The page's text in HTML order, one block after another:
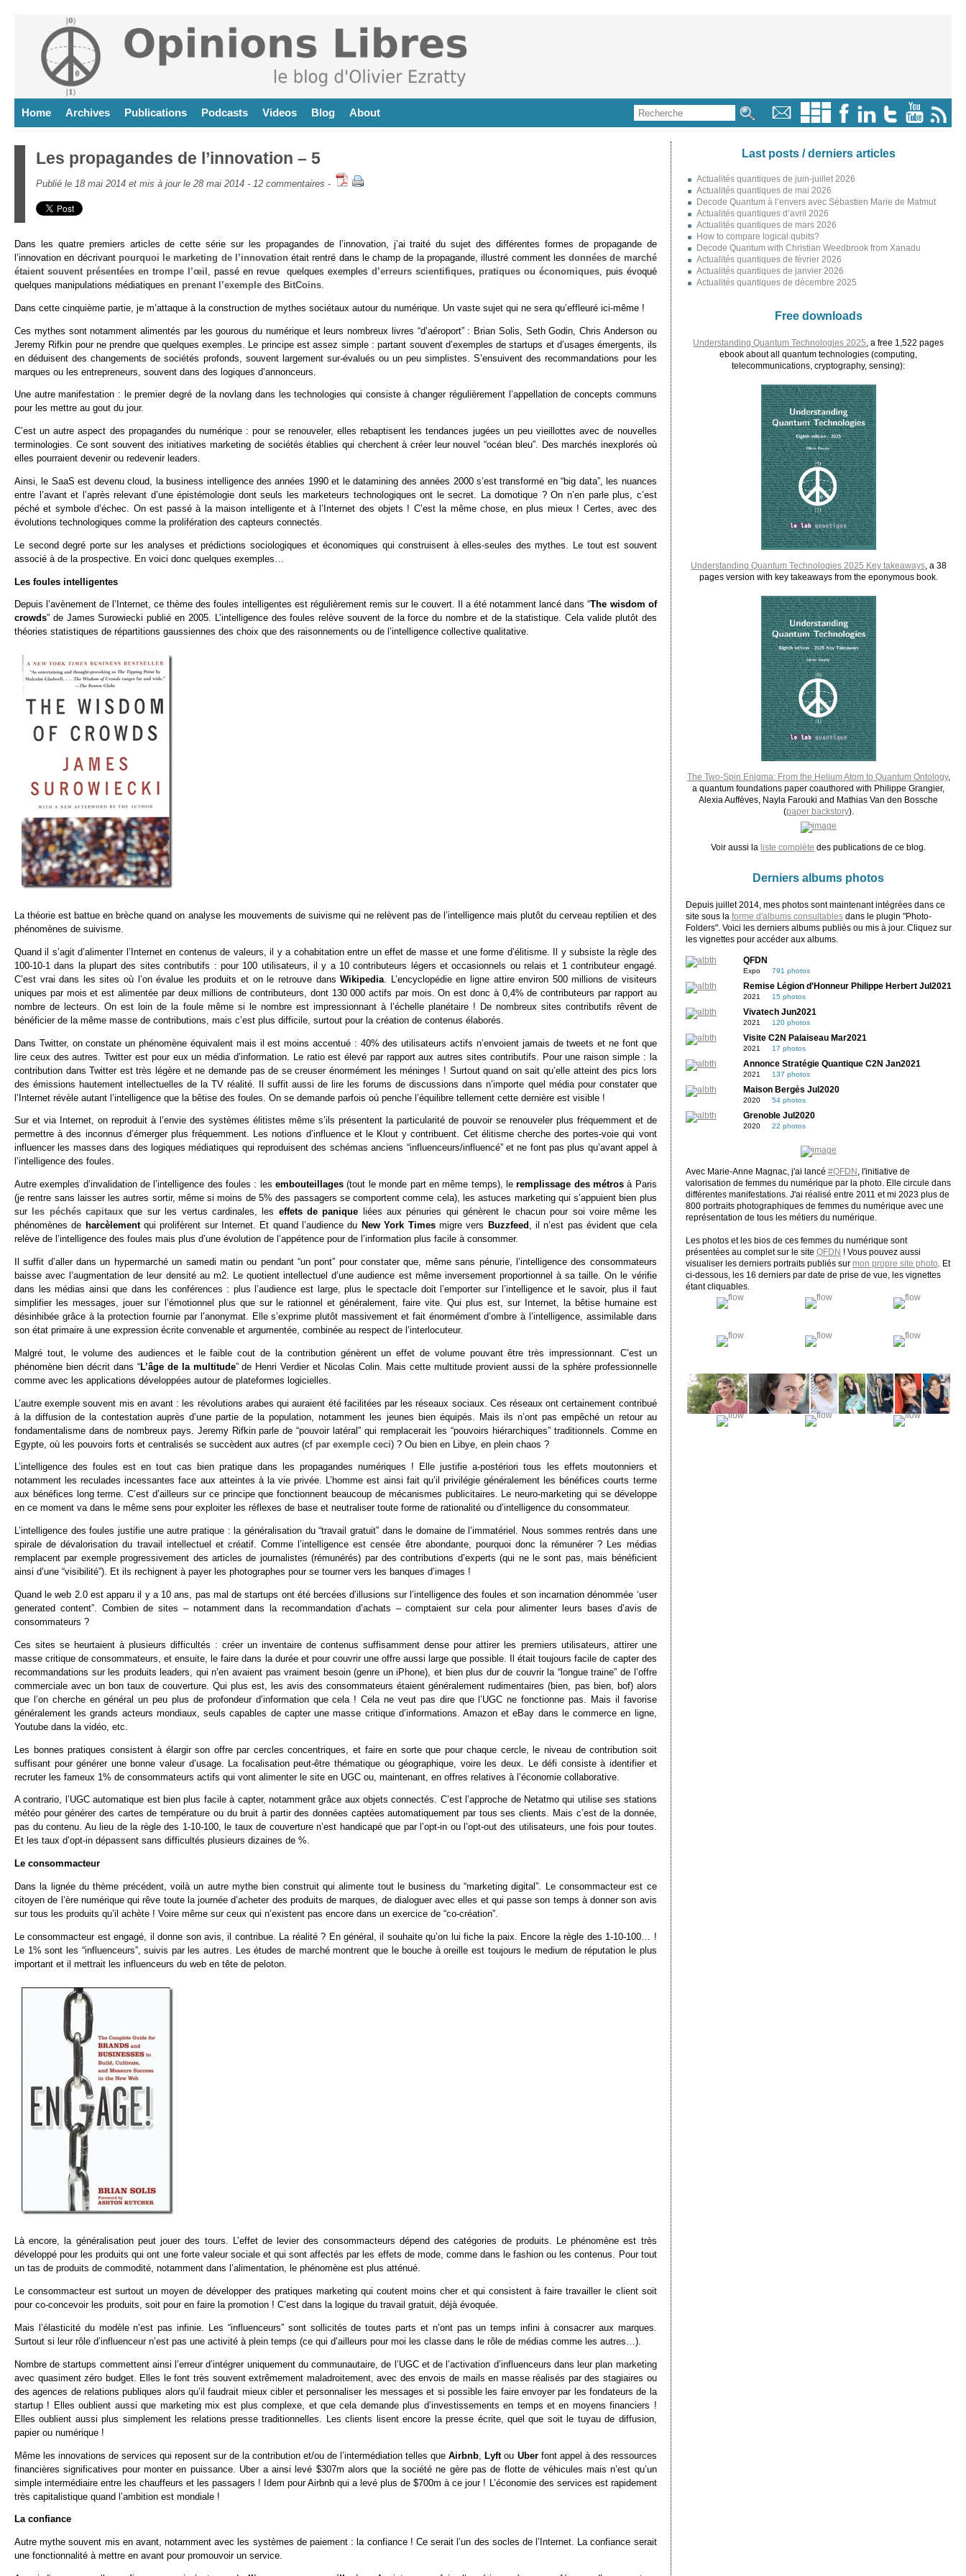
Home Archives Publications Podcasts Videos Blog About
Les propagandes de l’innovation – 5
Publié le 18 mai 2014 et mis à jour le 28 mai 2014 - 12 commentaires -
Dans les quatre premiers articles de cette série sur les propagandes de l’innovation, j’ai traité du sujet des différentes formes de propagande de
l’innovation en décrivant pourquoi le marketing de l’innovationétait rentré dans le champ de la propagande, illustré comment lesdonnées de marché
étaient souvent présentées en trompe l’œil , passé en revue quelques exemples d’erreurs scientifiques, pratiques ou économiques, puis évoqué
quelques manipulations médiatiques en prenant l’exemple des BitCoins.
Dans cette cinquième partie, je m’attaque à la construction de mythes sociétaux autour du numérique. Un vaste sujet qui ne sera qu’effleuré ici-même !
Ces mythes sont notamment alimentés par les gourous du numérique et leurs nombreux livres “d’aéroport” : Brian Solis, Seth Godin, Chris Anderson ou
Jeremy Rifkin pour ne prendre que quelques exemples. Le principe est assez simple : partant souvent d’exemples de startups et d’usages émergents, ils
en déduisent des changements de sociétés profonds, souvent largement sur-évalués ou un peu simplistes. S’ensuivent des recommandations pour les
marques ou les entrepreneurs, souvent dans des logiques d’annonceurs.
Une autre manifestation : le premier degré de la novlang dans les technologies qui consiste à changer régulièrement l’appellation de concepts communs
pour les mettre au gout du jour.
C’est un autre aspect des propagandes du numérique : pour se renouveler, elles rebaptisent les tendances jugées un peu vieillottes avec de nouvelles
terminologies. Ce sont souvent des initiatives marketing de sociétés établies qui cherchent à créer leur nouvel “océan bleu”. Des marchés inexplorés où
elles pourraient devenir ou redevenir leaders.
Ainsi, le SaaS est devenu cloud, la business intelligence des années 1990 et le datamining des années 2000 s’est transformé en “big data”, les nuances
entre l’avant et l’après relevant d’une épistémologie dont seuls les marketeurs technologiques ont le secret. La domotique ? On n’en parle plus, c’est
péché et symbole d’échec. On est passé à la maison intelligente et à l’Internet des objets ! C’est la même chose, en plus mieux ! Certes, avec des
évolutions technologiques comme la prolifération des capteurs connectés.
Le second degré porte sur les analyses et prédictions sociologiques et économiques qui construisent à elles-seules des mythes. Le tout est souvent
associé à de la prospective. En voici donc quelques exemples…
Les foules intelligentes
Depuis l’avènement de l’Internet, ce thème des foules intelligentes est régulièrement remis sur le couvert. Il a été notamment lancé dans “The wisdom of
crowds” de James Surowiecki publié en 2005. L’intelligence des foules relève souvent de la force du nombre et de la statistique. Cela valide plutôt des
théories statistiques de répartitions gaussiennes des choix que des raisonnements ou de l’intelligence collective qualitative.
La théorie est battue en brèche quand on analyse les mouvements de suivisme qui ne relèvent pas de l’intelligence mais plutôt du cerveau reptilien et des
phénomènes de suivisme.
Quand il s’agit d’alimenter l’Internet en contenus de valeurs, il y a cohabitation entre un effet de masse et une forme d’élitisme. Il y subsiste la règle des
100-10-1 dans la plupart des sites contributifs : pour 100 utilisateurs, il y a 10 contributeurs légers et occasionnels ou relais et 1 contributeur engagé.
C’est vrai dans les sites où l’on évalue les produits et on le retrouve dansWikipedia . L’encyclopédie en ligne attire environ 500 millions de visiteurs
uniques par mois et est alimentée par deux millions de contributeurs, dont 130 000 actifs par mois. On est donc à 0,4% de contributeurs par rapport au
nombre de lecteurs. On est loin de la foule même si le nombre est impressionnant à l’échelle planétaire ! De nombreux sites contributifs rêvent de
bénéficier de la même masse de contributions, mais c’est plus difficile, surtout pour la création de contenus élaborés.
Dans Twitter, on constate un phénomène équivalent mais il est moins accentué : 40% des utilisateurs actifs n’envoient jamais de tweets et ne font que
lire ceux des autres. Twitter est pour eux un média d’information. Le ratio est élevé par rapport aux autres sites contributifs. Pour une raison simple : la
contribution dans Twitter est très légère et ne demande pas de se creuser énormément les méninges ! Surtout quand on sait qu’elle atteint des pics lors
des émissions hautement intellectuelles de la TV réalité. Il suffit aussi de lire les forums de discussions dans n’importe quel média pour constater que
l’Internet révèle autant l’intelligence que la bêtise des foules. On se demande parfois où penche l’équilibre tellement cette dernière est visible !
Sur et via Internet, on reproduit à l’envie des systèmes élitistes même s’ils présentent la particularité de pouvoir se renouveler plus fréquemment et de
permettre à des inconnus d’émerger plus fréquemment. Les notions d’influence et le Klout y contribuent. Cet élitisme cherche des portes-voie qui vont
influencer les masses dans des logiques médiatiques qui reproduisent des schémas anciens “influenceurs/influencé” et ne font pas plus qu’avant appel à
l’intelligence des foules.
Autre exemples d’invalidation de l’intelligence des foules : lesembouteillages(tout le monde part en même temps), leremplissage des métrosà Paris
(je rentre sans laisser les autres sortir, même si moins de 5% des passagers se comportent comme cela), les astuces marketing qui s’appuient bien plus
sur les péchés capitaux que sur les vertus cardinales, les effets de panique
liées aux pénuries qui génèrent le chacun pour soi voire même les
phénomènes de harcèlementqui prolifèrent sur Internet. Et quand l’audience du New York Timesmigre vers Buzzfeed , il n’est pas évident que cela
relève de l’intelligence des foules mais plus d’une évolution de l’appétence pour de l’information plus facile à consommer.
Il suffit d’aller dans un hypermarché un samedi matin ou pendant “un pont” pour constater que, même sans pénurie, l’intelligence des consommateurs
baisse avec l’augmentation de leur densité au m2. Le quotient intellectuel d’une audience est même inversement proportionnel à sa taille. On le vérifie
dans les médias ainsi que dans les conférences : plus l’audience est large, plus le spectacle doit l’emporter sur l’intelligence et le savoir, plus il faut
simplifier les messages, jouer sur l’émotionnel plus que sur le rationnel et généralement, faire vite. Qui plus est, sur Internet, la bêtise humaine est
désinhibée grâce à la protection fournie par l’anonymat. Elle s’exprime plutôt massivement et fait énormément d’ombre à l’intelligence, assimilable dans
son état primaire à une expression écrite convenable et argumentée, combinée au respect de l’interlocuteur.
Malgré tout, le volume des audiences et le faible cout de la contribution génèrent un effet de volume pouvant être très impressionnant. C’est un
phénomène bien décrit dans “L’âge de la multitude” de Henri Verdier et Nicolas Colin. Mais cette multitude provient aussi de la sphère professionnelle
comme avec les applications développées autour de plateformes logicielles.
L’autre exemple souvent mis en avant : les révolutions arabes qui auraient été facilitées par les réseaux sociaux. Ces réseaux ont certainement contribué
à la diffusion de la contestation auprès d’une partie de la population, notamment les jeunes bien équipés. Mais ils n’ont pas empêché un retour au
fondamentalisme dans de nombreux pays. Jeremy Rifkin parle de “pouvoir latéral” qui remplacerait les “pouvoirs hiérarchiques” traditionnels. Comme en
Egypte, où les pouvoirs forts et centralisés se succèdent aux autres (cf par exemple ceci) ? Ou bien en Libye, en plein chaos ?
L’intelligence des foules est en tout cas bien pratique dans les propagandes numériques ! Elle justifie a-postériori tous les effets moutonniers et
notamment les reculades incessantes face aux atteintes à la vie privée. L’homme est ainsi fait qu’il privilégie généralement les bénéfices courts terme
aux bénéfices long terme. C’est d’ailleurs sur ce principe que fonctionnent beaucoup de mécanismes publicitaires. Le neuro-marketing qui se développe
en ce moment va dans le même sens pour exploiter les réflexes de base et neutraliser toute forme de rationalité ou d’intelligence du consommateur.
L’intelligence des foules justifie une autre pratique : la généralisation du “travail gratuit” dans le domaine de l’immatériel. Nous sommes rentrés dans une
spirale de dévalorisation du travail intellectuel et créatif. Comme l’intelligence est censée être abondante, pourquoi donc la rémunérer ? Les médias
remplacent par exemple progressivement des articles de journalistes (rémunérés) par des contributions d’experts (qui ne le sont pas, mais bénéficient
ainsi d’une “visibilité”). Et ils rechignent à payer les photographes pour se tourner vers les banques d’images !
Quand le web 2.0 est apparu il y a 10 ans, pas mal de startups ont été bercées d’illusions sur l’intelligence des foules et son incarnation dénommée ‘user
generated content”. Combien de sites – notamment dans la recommandation d’achats – comptaient sur cela pour alimenter leurs bases d’avis de
consommateurs ?
Ces sites se heurtaient à plusieurs difficultés : créer un inventaire de contenus suffisamment dense pour attirer les premiers utilisateurs, attirer une
masse critique de consommateurs, et ensuite, le faire dans la durée et pour couvrir une offre aussi large que possible. Il était toujours facile de capter des
recommandations sur les produits leaders, qui n’en avaient pas vraiment besoin (genre un iPhone), et bien plus dur de couvrir la “longue traine” de l’offre
commerciale avec un bon taux de couverture. Qui plus est, les avis des consommateurs étaient généralement rudimentaires (bien, pas bien, bof) alors
que l’on cherche en général un peu plus de profondeur d’information que cela ! Cela ne veut pas dire que l’UGC ne fonctionne pas. Mais il favorise
généralement les grands acteurs mondiaux, seuls capables de capter une masse critique d’informations. Amazon et eBay dans le commerce en ligne,
Youtube dans la vidéo, etc.
Les bonnes pratiques consistent à élargir son offre par cercles concentriques, et faire en sorte que pour chaque cercle, le niveau de contribution soit
suffisant pour générer une bonne valeur d’usage. La focalisation peut-être thématique ou géographique, voire les deux. Le défi consiste à identifier et
recruter les fameux 1% de consommateurs actifs qui vont alimenter le site en UGC ou, maintenant, en offres relatives à l’économie collaborative.
A contrario, l’UGC automatique est bien plus facile à capter, notamment grâce aux objets connectés. C’est l’approche de Netatmo qui utilise ses stations
météo pour générer des cartes de température ou du bruit à partir des données captées automatiquement par tous ses clients. Mais c’est de la donnée,
pas du contenu. Au lieu de la règle des 1-10-100, le taux de couverture n’est handicapé que par l’opt-in ou l’opt-out des utilisateurs, une fois pour toutes.
Et les taux d’opt-in dépassent sans difficultés plusieurs dizaines de %.
Le consommacteur
Dans la lignée du thème précédent, voilà un autre mythe bien construit qui alimente tout le business du “marketing digital”. Le consommacteur est ce
citoyen de l’ère numérique qui rêve toute la journée d’acheter des produits de marques, de dialoguer avec elles et qui passe son temps à donner son avis
sur tous les produits qu’il achète ! Voire même sur ceux qui n’existent pas encore dans un exercice de “co-création”.
Le consommacteur est engagé, il donne son avis, il contribue. La réalité ? En général, il souhaite qu’on lui fiche la paix. Encore la règle des 1-10-100… !
Le 1% sont les “influenceurs”, suivis par les autres. Les études de marché montrent que le bouche à oreille est toujours le medium de réputation le plus
important et il mettrait les influenceurs du web en tête de peloton.
Là encore, la généralisation peut jouer des tours. L’effet de levier des consommacteurs dépend des catégories de produits. Le phénomène est très
développé pour les produits qui ont une forte valeur sociale et qui sont affectés par les effets de mode, comme dans le fashion ou les contenus. Pour tout
un tas de produits de commodité, notamment dans l’alimentation, le phénomène est plus atténué.
Le consommacteur est surtout un moyen de développer des pratiques marketing qui coutent moins cher et qui consistent à faire travailler le client soit
pour co-concevoir les produits, soit pour en faire la promotion ! C’est dans la logique du travail gratuit, déjà évoquée.
Mais l’élasticité du modèle n’est pas infinie. Les “influenceurs” sont sollicités de toutes parts et n’ont pas un temps infini à consacrer aux marques.
Surtout si leur rôle d’influenceur n’est pas une activité à plein temps (ce qui d’ailleurs pour moi les classe dans le rôle de médias comme les autres…).
Nombre de startups commettent ainsi l’erreur d’intégrer uniquement du communautaire, de l’UGC et de l’activation d’influenceurs dans leur plan marketing
avec quasiment zéro budget. Elles le font très souvent extrêmement maladroitement, avec des envois de mails en masse réalisés par des stagiaires ou
des agences de relations publiques alors qu’il faudrait mieux cibler et personnaliser les messages et si possible les faire envoyer par les fondateurs de la
startup ! Elles oublient aussi que marketing mix est plus complexe, et que cela demande plus d’investissements en temps et en moyens financiers !
Elles oublient aussi plus simplement les relations presse traditionnelles. Les clients lisent encore la presse écrite, quel que soit le tuyau de diffusion,
papier ou numérique !
Même les innovations de services qui reposent sur de la contribution et/ou de l’intermédiation telles queAirbnb ,Lyftou Uber font appel à des ressources
financières significatives pour monter en puissance. Uber a ainsi levé $307m alors que la société ne gère pas de flotte de véhicules mais n’est qu’un
simple intermédiaire entre les chauffeurs et les passagers ! Idem pour Airbnb qui a levé plus de $700m à ce jour ! L’économie des services est rapidement
très capitalistique quand l’ambition est mondiale !
La confiance
Autre mythe souvent mis en avant, notamment avec les systèmes de paiement : la confiance ! Ce serait l’un des socles de l’Internet. La confiance serait
une fonctionnalité à mettre en avant pour promouvoir un service.
Last posts / derniers articles
Actualités quantiques de juin-juillet 2026
Actualités quantiques de mai 2026
Decode Quantum à l’envers avec Sébastien Marie de Matmut
Actualités quantiques d’avril 2026
Actualités quantiques de mars 2026
How to compare logical qubits?
Decode Quantum with Christian Weedbrook from Xanadu
Actualités quantiques de février 2026
Actualités quantiques de janvier 2026
Actualités quantiques de décembre 2025
Free downloads
Understanding Quantum Technologies 2025 , a free 1,522 pages
ebook about all quantum technologies (computing,
telecommunications, cryptography, sensing):
Understanding Quantum Technologies 2025 Key takeaways, a 38
pages version with key takeaways from the eponymous book.
The Two-Spin Enigma: From the Helium Atom to Quantum Ontology,
a quantum foundations paper coauthored with Philippe Grangier,
Alexia Auffèves, Nayla Farouki and Mathias Van den Bossche
(paper backstory).
Voir aussi la liste complète des publications de ce blog.
Derniers albums photos
Depuis juillet 2014, mes photos sont maintenant intégrées dans ce
site sous la forme d'albums consultablesdans le plugin "Photo-
Folders". Voici les derniers albums publiés ou mis à jour. Cliquez sur
les vignettes pour accéder aux albums.
QFDN
Expo 791 photos
Remise Légion d'Honneur Philippe Herbert Jul2021
2021 15 photos
Vivatech Jun2021
2021 120 photos
Visite C2N Palaiseau Mar2021
2021 17 photos
Annonce Stratégie Quantique C2N Jan2021
2021 137 photos
Maison Bergès Jul2020
2020 54 photos
Grenoble Jul2020
2020 22 photos
Avec Marie-Anne Magnac, j'ai lancé #QFDN
, l'initiative de
valorisation de femmes du numérique par la photo. Elle circule dans
différentes manifestations. J'ai réalisé entre 2011 et mi 2023 plus de
800 portraits photographiques de femmes du numérique avec une
représentation de tous les métiers du numérique.
Les photos et les bios de ces femmes du numérique sont
présentées au complet sur le site QFDN ! Vous pouvez aussi
visualiser les derniers portraits publiés sur mon propre site photo . Et
ci-dessous, les 16 derniers par date de prise de vue, les vignettes
étant cliquables.